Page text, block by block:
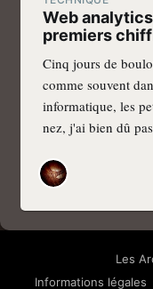
Web
premiers
Cinq jours de
comme souvent
informatique, les
nez, j'ai bien dû
Les
Informations légales